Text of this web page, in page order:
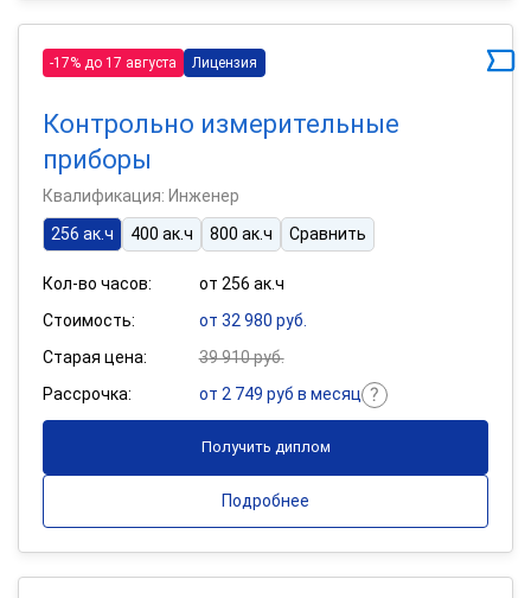
-17% до 17 августа Лицензия
Контрольно измерительные
приборы
Квалификация: Инженер
256 ак.ч
400 ак.ч 800 ак.ч Сравнить
Кол-во часов:
от 256 ак.ч
Стоимость:
от 32 980 руб.
Старая цена:
39 910 руб.
Рассрочка:
от 2 749 руб в месяц
Получить диплом
Подробнее